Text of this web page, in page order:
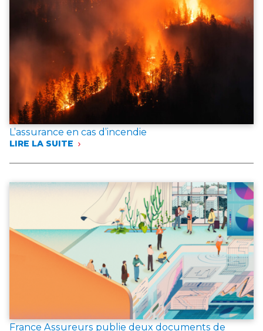
L’assurance en cas d’incendie
LIRE LA SUITE
:
D’INCENDIE
France Assureurs publie deux documents de